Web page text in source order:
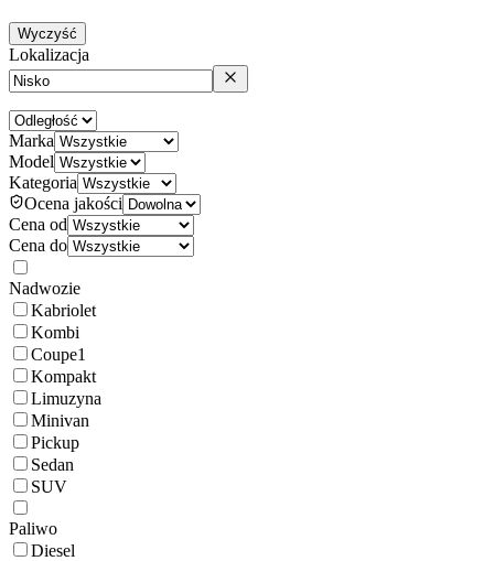
Wyczyść
Lokalizacja
Marka
Model
Kategoria
Ocena jakości
Cena od
Cena do
Nadwozie
Kabriolet
Kombi
Coupe1
Kompakt
Limuzyna
Minivan
Pickup
Sedan
SUV
Paliwo
Diesel